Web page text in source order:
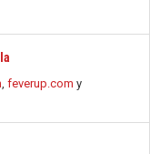
, feverup.com y